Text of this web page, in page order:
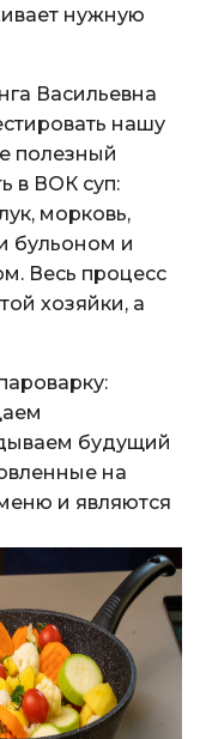
нужную
Васильевна
нашу
полезный
в ВОК суп:
морковь,
бульоном и
Весь процесс
хозяйки, а
будущий
на
и являются